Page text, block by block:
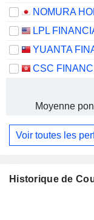
NOMURA
CSC
Moyenne
Voir toutes les
Historique de